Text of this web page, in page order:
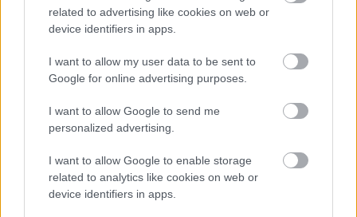
related to advertising like cookies on web or
device identifiers in apps.
I want to allow my user data to be sent to
Google for online advertising purposes.
I want to allow Google to send me
personalized advertising.
I want to allow Google to enable storage
related to analytics like cookies on web or
device identifiers in apps.
Pamēģini šo pirms
gulētiešanas, un iemigsi tik
ātri, cik noguris bērns: 8
ieteikumi ātrākai
aizmigšanai